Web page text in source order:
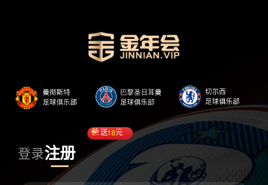
登录注册
送18元